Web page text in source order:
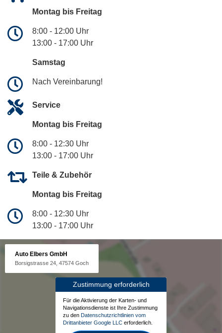
Montag bis Freitag
8:00 - 12:00 Uhr
13:00 - 17:00 Uhr
Samstag
Nach Vereinbarung!
Service
Montag bis Freitag
8:00 - 12:30 Uhr
13:00 - 17:00 Uhr
Teile & Zubehör
Montag bis Freitag
8:00 - 12:30 Uhr
13:00 - 17:00 Uhr
Auto Elbers GmbH
Borsigstrasse 24, 47574 Goch
Zustimmung erforderlich
Für die Aktivierung der Karten- und
Navigationsdienste ist Ihre Zustimmung
zu den Datenschutzrichtlinien vom
Drittanbieter Google LLC erforderlich.